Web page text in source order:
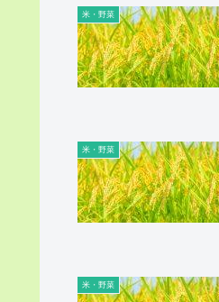
米・野菜
米・野菜
米・野菜